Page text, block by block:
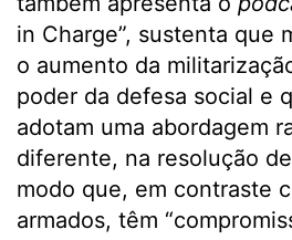
in Charge”, sustenta que
o aumento da
poder da defesa social e
adotam uma abordagem
diferente, na resolução
modo que, em contraste
armados, têm